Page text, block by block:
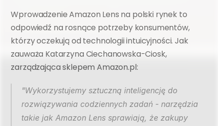
Wprowadzenie Amazon Lens na polski rynek to
odpowiedź na rosnące potrzeby konsumentów,
którzy oczekują od technologii intuicyjności. Jak
zauważa Katarzyna Ciechanowska-Ciosk,
zarządzająca sklepem Amazon.pl:
"Wykorzystujemy sztuczną inteligencję do
rozwiązywania codziennych zadań - narzędzia
takie jak Amazon Lens sprawiają, że zakupy